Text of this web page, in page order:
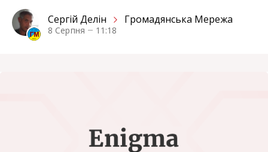
Сергiй Делін Громадянська Мережа
8 Серпня 11:18